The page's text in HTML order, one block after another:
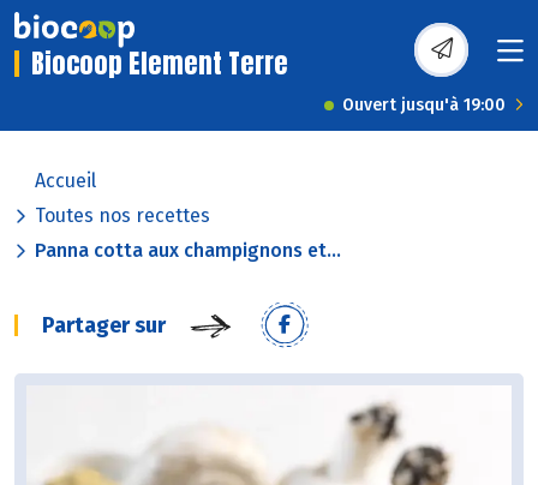
Biocoop Element Terre
Ouvert jusqu'à 19:00
Accueil
Toutes nos recettes
Panna cotta aux champignons et...
Partager sur